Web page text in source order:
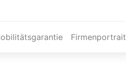
Firmenportrait